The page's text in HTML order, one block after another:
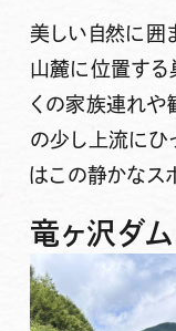
美しい自然に囲
山麓に位置する
くの家族連れや
の少し上流にひ
はこの静かなス
竜ヶ沢ダ